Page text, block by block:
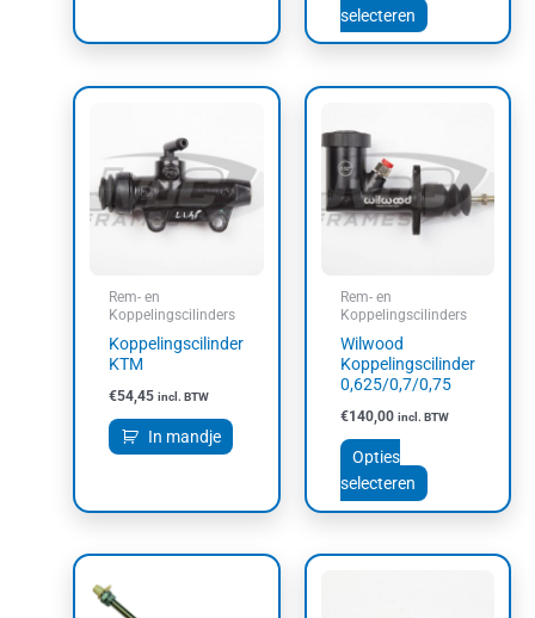
selecteren
Rem- en
Koppelingscilinders
Koppelingscilinder
KTM
€54,45 incl. BTW
In mandje
Rem- en
Koppelingscilinders
Wilwood
Koppelingscilinder
0,625/0,7/0,75
€140,00 incl. BTW
Opties
selecteren
heeft
meerdere
variaties.
Deze
gekozen
op
de